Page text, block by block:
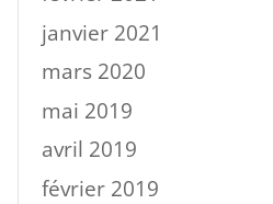
janvier 2021
mars 2020
mai 2019
avril 2019
février 2019